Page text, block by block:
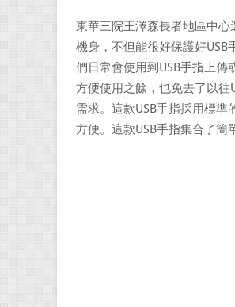
東華三院王澤森長者地區中心
機身，不但能很好保護好
們日常會使用到USB手指上傳
方便使用之餘，也免去了以往
需求。這款USB手指採用標
方便。這款USB手指集合了簡